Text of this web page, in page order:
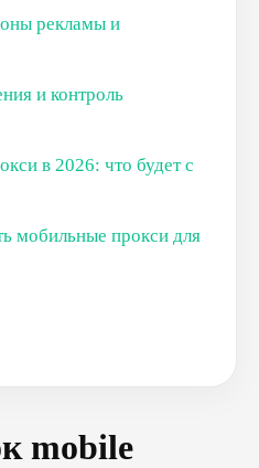
рекламы и
и контроль
в 2026: что будет с
мобильные прокси для
mobile